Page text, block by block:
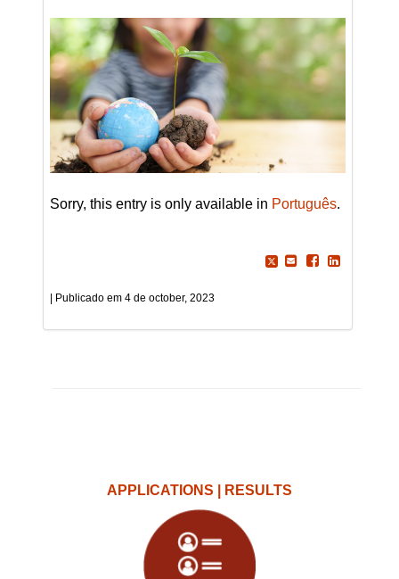
Sorry, this entry is only available in Português.
4 de october, 2023
APPLICATIONS | RESULTS